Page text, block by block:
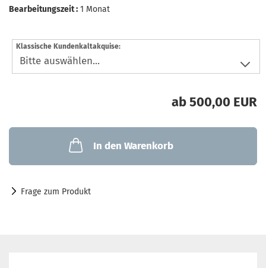
Bearbeitungszeit : 1 Monat
Klassische Kundenkaltakquise:
ab 500,00 EUR
In den Warenkorb
Frage zum Produkt